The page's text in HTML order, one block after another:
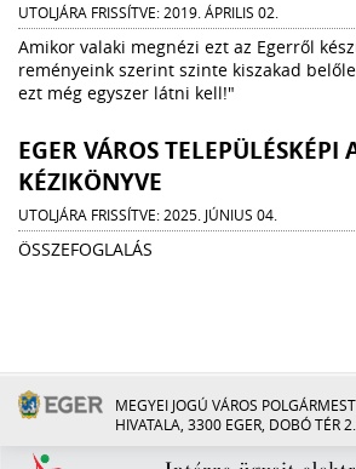
UTOLJÁRA FRISSÍTVE: 2019. ÁPRILIS 02.
Amikor valaki megnézi ezt az Egerről
reményeink szerint szinte kiszakad
ezt még egyszer látni kell!"
EGER VÁROS TELEPÜLÉSKÉPI
KÉZIKÖNYVE
UTOLJÁRA FRISSÍTVE: 2025. JÚNIUS 04.
ÖSSZEFOGLALÁS
MEGYEI JOGÚ VÁROS
HIVATALA, 3300 EGER, DOBÓ TÉR 2.